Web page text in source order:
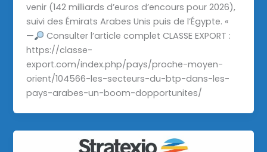
venir (142 milliards d’euros d’encours pour 2026),
suivi des Émirats Arabes Unis puis de l’Égypte. «
—
Consulter l’article complet CLASSE EXPORT :
https://classe-
export.com/index.php/pays/proche-moyen-
orient/104566-les-secteurs-du-btp-dans-les-
pays-arabes-un-boom-dopportunites/